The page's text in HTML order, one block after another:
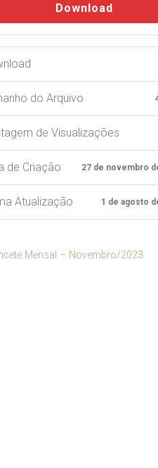
Download
do Arquivo
de Visualizações
de Criação 27 de novembro
Atualização 1 de agosto
Mensal – Novembro/2023